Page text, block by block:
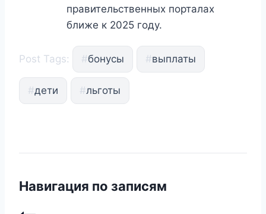
правительственных порталах
ближе к 2025 году.
Post Tags: #бонусы #выплаты
#дети #льготы
Навигация по записям